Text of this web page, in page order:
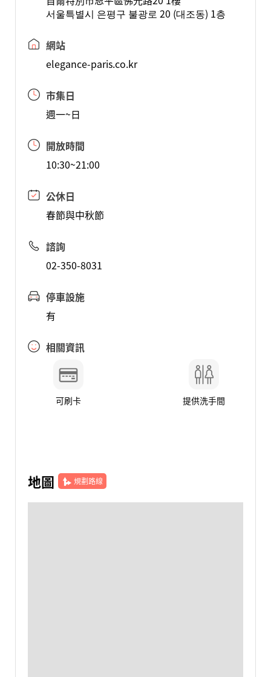
서울특별시 은평구 불광로 20 (대조동) 1층
網站
elegance-paris.co.kr
市集日
週一~日
開放時間
10:30~21:00
公休日
春節與中秋節
諮詢
02-350-8031
停車設施
有
相關資訊
可刷卡 提供洗手間
地圖 規劃路線